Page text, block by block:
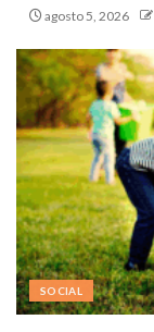
agosto 5, 2026
SOCIAL